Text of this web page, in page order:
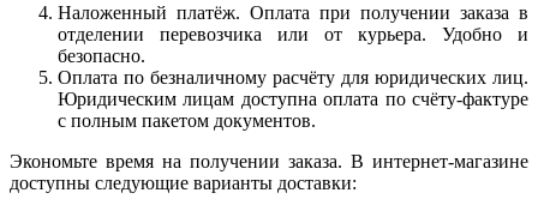
Наложенный платёж. Оплата при получении заказа в
отделении перевозчика или от курьера. Удобно и
безопасно.
Оплата по безналичному расчёту для юридических лиц.
Юридическим лицам доступна оплата по счёту-фактуре
с полным пакетом документов.
Экономьте время на получении заказа. В интернет-магазине
доступны следующие варианты доставки: